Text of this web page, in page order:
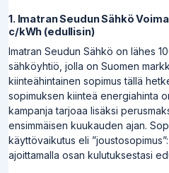
1. Imatran Seudun Sähkö
c/kWh (edullisin)
Imatran Seudun Sähkö on lähes
sähköyhtiö, jolla on Suomen
kiinteähintainen sopimus tällä
sopimuksen kiinteä energiahinta
kampanja tarjoaa lisäksi
ensimmäisen kuukauden ajan.
käyttövaikutus eli
ajoittamalla osan kulutuksestasi